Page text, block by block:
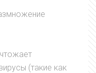
(такие как